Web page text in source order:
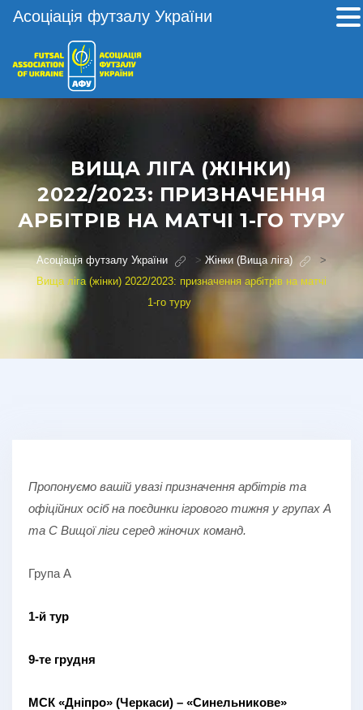
ВИЩА ЛІГА (ЖІНКИ)
2022/2023: ПРИЗНАЧЕННЯ
АРБІТРІВ НА МАТЧІ 1-ГО ТУРУ
Асоціація футзалу України > Жінки (Вища ліга)
>
Вища ліга (жінки) 2022/2023: призначення арбітрів на матчі
1-го туру
Пропонуємо вашій увазі призначення арбітрів та
офіційних осіб на поєдинки ігрового тижня у групах А
та С Вищої ліги серед жіночих команд.
Група А
1-й тур
9-те грудня
МСК «Дніпро» (Черкаси) – «Синельникове»
Асоціація футзалу України